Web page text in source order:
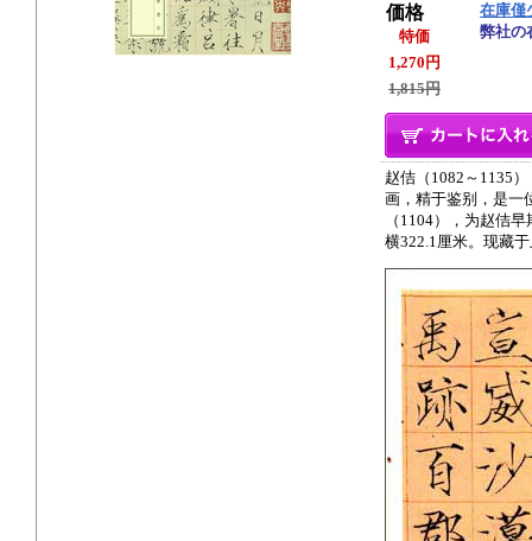
価格
特価
1,270円
1,815円
在庫僅
弊社の
赵佶（1082～1135
画，精于鉴别，是一
（1104），为赵佶
横322.1厘米。现藏